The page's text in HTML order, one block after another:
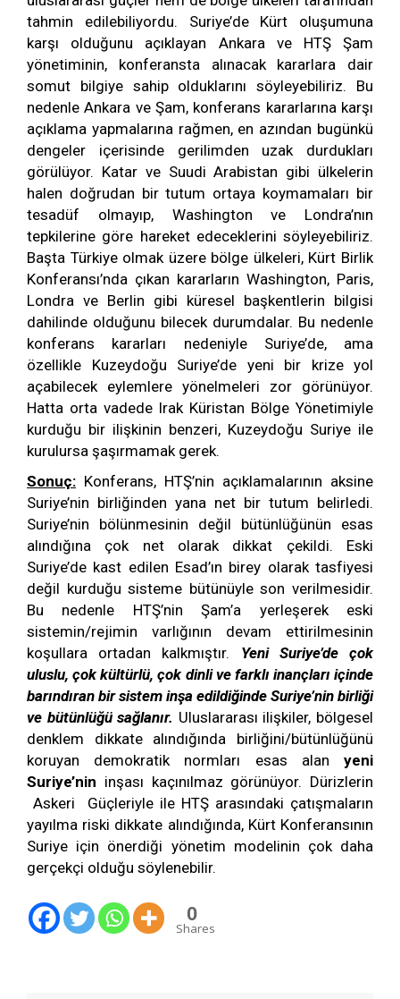
tahmin edilebiliyordu. Suriye’de Kürt oluşumuna
karşı olduğunu açıklayan Ankara ve HTŞ Şam
yönetiminin, konferansta alınacak kararlara dair
somut bilgiye sahip olduklarını söyleyebiliriz. Bu
nedenle Ankara ve Şam, konferans kararlarına karşı
açıklama yapmalarına rağmen, en azından bugünkü
dengeler içerisinde gerilimden uzak durdukları
görülüyor. Katar ve Suudi Arabistan gibi ülkelerin
halen doğrudan bir tutum ortaya koymamaları bir
tesadüf olmayıp, Washington ve Londra’nın
tepkilerine göre hareket edeceklerini söyleyebiliriz.
Başta Türkiye olmak üzere bölge ülkeleri, Kürt Birlik
Konferansı’nda çıkan kararların Washington, Paris,
Londra ve Berlin gibi küresel başkentlerin bilgisi
dahilinde olduğunu bilecek durumdalar. Bu nedenle
konferans kararları nedeniyle Suriye’de, ama
özellikle Kuzeydoğu Suriye’de yeni bir krize yol
açabilecek eylemlere yönelmeleri zor görünüyor.
Hatta orta vadede Irak Küristan Bölge Yönetimiyle
kurduğu bir ilişkinin benzeri, Kuzeydoğu Suriye ile
kurulursa şaşırmamak gerek.
Sonuç: Konferans, HTŞ’nin açıklamalarının aksine
Suriye’nin birliğinden yana net bir tutum belirledi.
Suriye’nin bölünmesinin değil bütünlüğünün esas
alındığına çok net olarak dikkat çekildi. Eski
Suriye’de kast edilen Esad’ın birey olarak tasfiyesi
değil kurduğu sisteme bütünüyle son verilmesidir.
Bu nedenle HTŞ’nin Şam’a yerleşerek eski
sistemin/rejimin varlığının devam ettirilmesinin
koşullara ortadan kalkmıştır. Yeni Suriye’de çok
uluslu, çok kültürlü, çok dinli ve farklı inançları içinde
barındıran bir sistem inşa edildiğinde Suriye’nin birliği
ve bütünlüğü sağlanır. Uluslararası ilişkiler, bölgesel
denklem dikkate alındığında birliğini/bütünlüğünü
koruyan demokratik normları esas alan yeni
Suriye’nin inşası kaçınılmaz görünüyor. Dürizlerin
Askeri Güçleriyle ile HTŞ arasındaki çatışmaların
yayılma riski dikkate alındığında, Kürt Konferansının
Suriye için önerdiği yönetim modelinin çok daha
gerçekçi olduğu söylenebilir.
0
Shares